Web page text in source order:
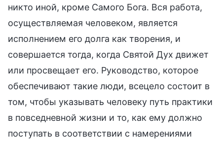
никто иной, кроме Самого Бога. Вся работа,
осуществляемая человеком, является
исполнением его долга как творения, и
совершается тогда, когда Святой Дух движет
или просвещает его. Руководство, которое
обеспечивают такие люди, всецело состоит в
том, чтобы указывать человеку путь практики
в повседневной жизни и то, как ему должно
поступать в соответствии с намерениями